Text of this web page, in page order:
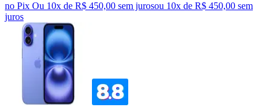
no Pix Ou 10x de R$ 450,00 sem jurosou 10x de R$ 450,00 sem
juros